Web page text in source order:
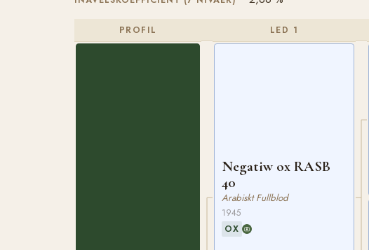
PROFIL LED 1
Negatiw ox RASB
40
Arabiskt Fullblod
1945
OX